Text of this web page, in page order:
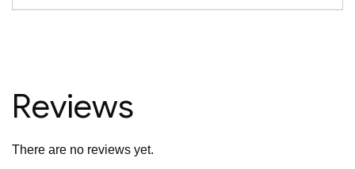
Reviews
There are no reviews yet.